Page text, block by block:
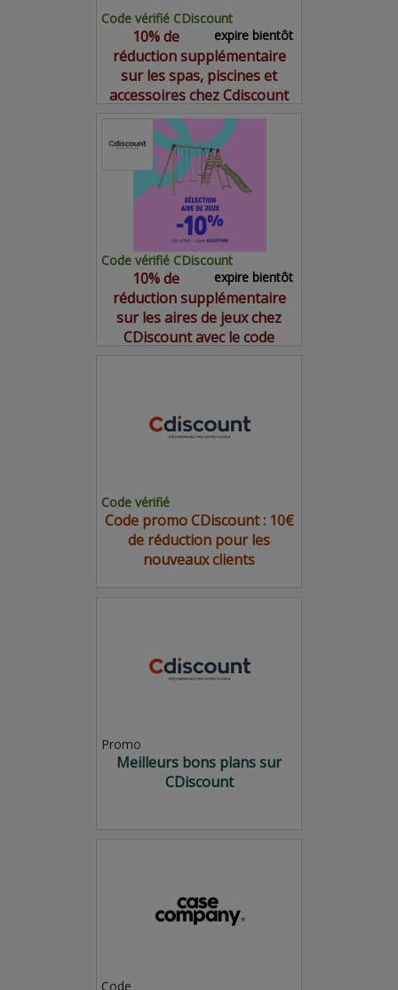
Code vérifié CDiscount
expire bientôt
10% de
réduction supplémentaire
sur les spas, piscines et
accessoires chez Cdiscount
Code vérifié CDiscount
expire bientôt
10% de
réduction supplémentaire
sur les aires de jeux chez
CDiscount avec le code
Code vérifié
Code promo CDiscount : 10€
de réduction pour les
nouveaux clients
Promo
Meilleurs bons plans sur
CDiscount
Code